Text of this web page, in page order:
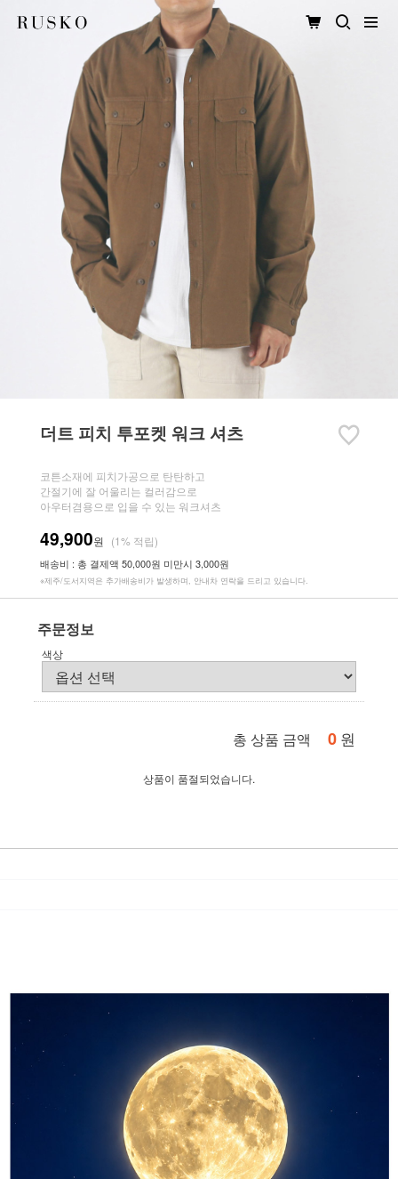
더트 피치 투포켓 워크 셔츠
코튼소재에 피치가공으로 탄탄하고
간절기에 잘 어울리는 컬러감으로
아우터겸용으로 입을 수 있는 워크셔츠
49,900원 (1% 적립)
배송비 : 총 결제액 50,000원 미만시 3,000원
※제주/도서지역은 추가배송비가 발생하며, 안내차 연락을 드리고 있습니다.
주문정보
색상
총 상품 금액 0 원
상품이 품절되었습니다.